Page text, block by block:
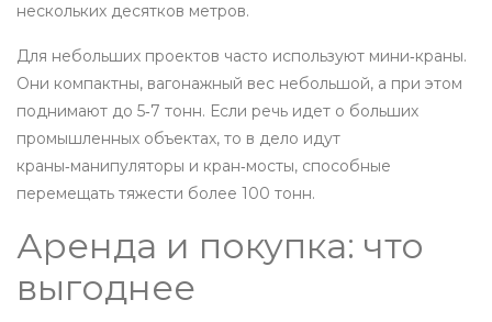
нескольких десятков метров.
Для небольших проектов часто используют мини‑краны.
Они компактны, вагонажный вес небольшой, а при этом
поднимают до 5‑7 тонн. Если речь идет о больших
промышленных объектах, то в дело идут
краны‑манипуляторы и кран‑мосты, способные
перемещать тяжести более 100 тонн.
Аренда и покупка: что
выгоднее